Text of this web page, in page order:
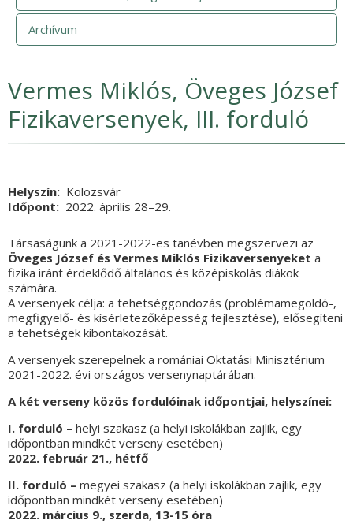
Archívum
Vermes Miklós, Öveges József
Fizikaversenyek, III. forduló
Helyszín
Kolozsvár
Időpont
2022. április 28Vége
–29.
Társaságunk a 2021-2022-es tanévben megszervezi az
Öveges József és Vermes Miklós Fizikaversenyeket a
fizika iránt érdeklődő általános és középiskolás diákok
számára.
A versenyek célja: a tehetséggondozás (problémamegoldó-,
megfigyelő- és kísérletezőképesség fejlesztése), elősegíteni
a tehetségek kibontakozását.
A versenyek szerepelnek a romániai Oktatási Minisztérium
2021-2022. évi országos versenynaptárában.
A két verseny közös fordulóinak időpontjai, helyszínei:
I. forduló – helyi szakasz (a helyi iskolákban zajlik, egy
időpontban mindkét verseny esetében)
2022. február 21., hétfő
II. forduló – megyei szakasz (a helyi iskolákban zajlik, egy
időpontban mindkét verseny esetében)
2022. március 9., szerda, 13-15 óra